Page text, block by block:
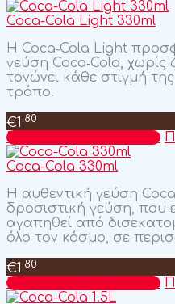
Coca-Cola Light 330ml
H Coca‑Cola Light
γεύση Coca‑Cola, χωρίς
τονώνει κάθε στιγμή
τρόπο.
€1 .80
Προσθήκη στο καλάθι
Coca-Cola 330ml
Η αυθεντική γεύση
δροσιστική γεύση, που
αγαπηθεί από
όλο τον κόσμο, σε
€ 1 .80
Προσθήκη στο καλάθι